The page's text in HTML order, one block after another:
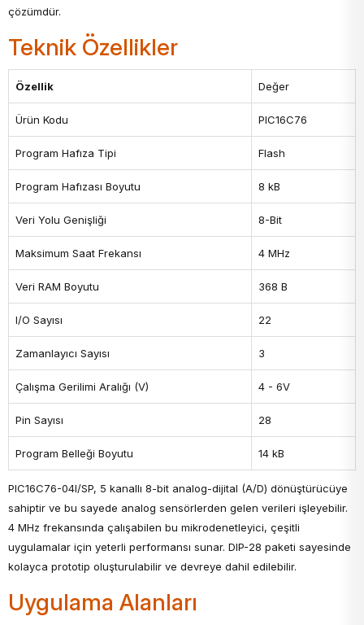
çözümdür.
Teknik Özellikler
Özellik Değer
Ürün Kodu PIC16C76
Program Hafıza Tipi Flash
Program Hafızası Boyutu 8 kB
Veri Yolu Genişliği 8-Bit
Maksimum Saat Frekansı 4 MHz
Veri RAM Boyutu 368 B
I/O Sayısı 22
Zamanlayıcı Sayısı 3
Çalışma Gerilimi Aralığı (V) 4 - 6V
Pin Sayısı 28
Program Belleği Boyutu 14 kB
PIC16C76-04I/SP, 5 kanallı 8-bit analog-dijital (A/D) dönüştürücüye
sahiptir ve bu sayede analog sensörlerden gelen verileri işleyebilir.
4 MHz frekansında çalışabilen bu mikrodenetleyici, çeşitli
uygulamalar için yeterli performansı sunar. DIP-28 paketi sayesinde
kolayca prototip oluşturulabilir ve devreye dahil edilebilir.
Uygulama Alanları